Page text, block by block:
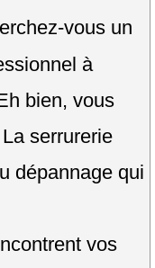
vous un
à
bien, vous
serrurerie
dépannage qui
vos